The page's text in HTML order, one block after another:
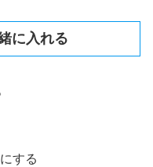
に入れる
する